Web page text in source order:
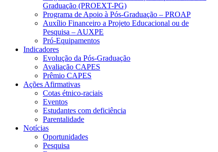
Graduação (PROEXT-PG)
Programa de Apoio à Pós-Graduação – PROAP
Auxílio Financeiro a Projeto Educacional ou de
Pesquisa – AUXPE
Pró-Equipamentos
Indicadores
Evolução da Pós-Graduação
Avaliação CAPES
Prêmio CAPES
Ações Afirmativas
Cotas étnico-raciais
Eventos
Estudantes com deficiência
Parentalidade
Notícias
Oportunidades
Pesquisa